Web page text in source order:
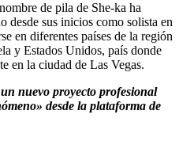
de pila de She-ka ha
desde sus inicios como solista en
en diferentes países de la región
y Estados Unidos, país donde
en la ciudad de Las Vegas.
nuevo proyecto profesional
desde la plataforma de